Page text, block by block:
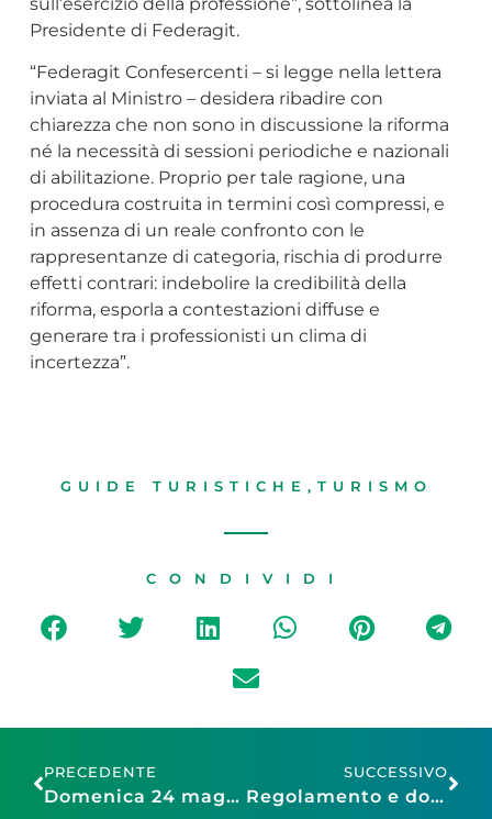
Presidente di Federagit.
“Federagit Confesercenti – si legge nella lettera
inviata al Ministro – desidera ribadire con
chiarezza che non sono in discussione la riforma
né la necessità di sessioni periodiche e nazionali
di abilitazione. Proprio per tale ragione, una
procedura costruita in termini così compressi, e
in assenza di un reale confronto con le
rappresentanze di categoria, rischia di produrre
effetti contrari: indebolire la credibilità della
riforma, esporla a contestazioni diffuse e
generare tra i professionisti un clima di
incertezza”.
GUIDE TURISTICHE , TURISMO
CONDIVIDI
PRECEDENTE
Domenica 24 maggio torna il “Mercato su’ Giardini” a Empoli
SUCCESSIVO
Regolamento e domanda di partecipazione Scandicci by Night – Giovedì 18 e 25 giugno, 2 e 9 luglio